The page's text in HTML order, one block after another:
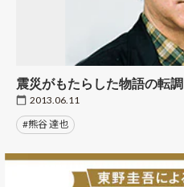
震災がもたらした物語の転調
2013.06.11
#熊谷 達也